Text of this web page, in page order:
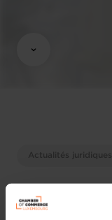
Actualités juridiques